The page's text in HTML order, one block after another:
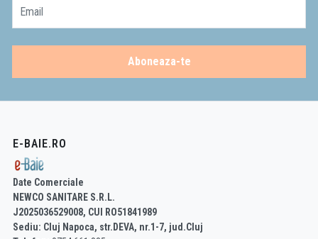
Email
Aboneaza-te
E-BAIE.RO
Date Comerciale
NEWCO SANITARE S.R.L.
J2025036529008, CUI RO51841989
Sediu: Cluj Napoca, str.DEVA, nr.1-7, jud.Cluj